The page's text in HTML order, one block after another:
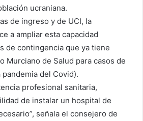
ucraniana.
de ingreso y de UCI, la
a ampliar esta capacidad
de contingencia que ya tiene
Murciano de Salud para casos de
del Covid).
profesional sanitaria,
de instalar un hospital de
señala el consejero de